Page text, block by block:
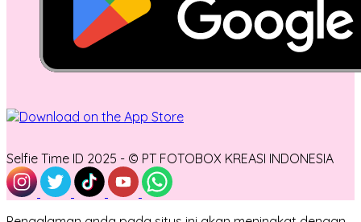
Selfie Time ID 2025 - © PT FOTOBOX KREASI INDONESIA